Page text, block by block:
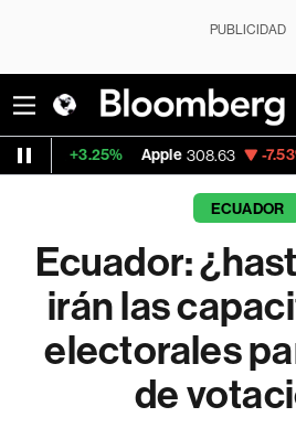
PUBLICIDAD
Apple 308.63 -7.53% USD
ECUADOR
Ecuador:
irán las
electorales
de